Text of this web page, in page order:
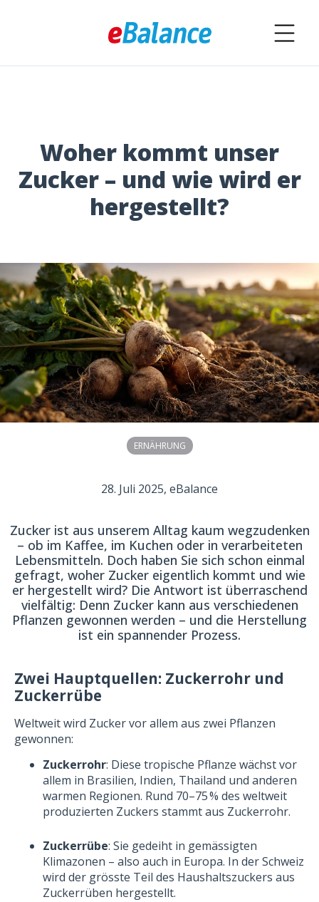
Woher kommt unser
Zucker – und wie wird er
hergestellt?
ERNÄHRUNG
28. Juli 2025, eBalance
Zucker ist aus unserem Alltag kaum wegzudenken
– ob im Kaffee, im Kuchen oder in verarbeiteten
Lebensmitteln. Doch haben Sie sich schon einmal
gefragt, woher Zucker eigentlich kommt und wie
er hergestellt wird? Die Antwort ist überraschend
vielfältig: Denn Zucker kann aus verschiedenen
Pflanzen gewonnen werden – und die Herstellung
ist ein spannender Prozess.
Zwei Hauptquellen: Zuckerrohr und
Zuckerrübe
Weltweit wird Zucker vor allem aus zwei Pflanzen
gewonnen:
Zuckerrohr: Diese tropische Pflanze wächst vor
allem in Brasilien, Indien, Thailand und anderen
warmen Regionen. Rund 70–75 % des weltweit
produzierten Zuckers stammt aus Zuckerrohr.
Zuckerrübe: Sie gedeiht in gemässigten
Klimazonen – also auch in Europa. In der Schweiz
wird der grösste Teil des Haushaltszuckers aus
Zuckerrüben hergestellt.